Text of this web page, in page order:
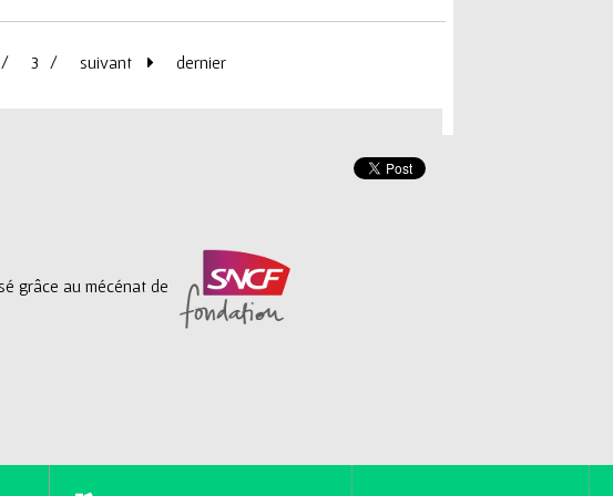
3 suivant dernier
grâce au mécénat de